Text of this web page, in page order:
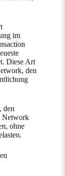
im
Diese Art
den
den
Network
ohne